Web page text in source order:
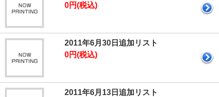
0円(税込)
2011年6月30日追加リスト
0円(税込)
2011年6月13日追加リスト